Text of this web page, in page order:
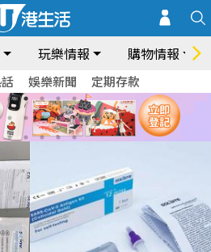
玩樂情報 購物情報
娛樂新聞 定期存款